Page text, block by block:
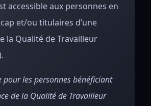
accessible aux personnes en
et/ou titulaires d’une
la Qualité de Travailleur
pour les personnes bénéficiant
de la Qualité de Travailleur